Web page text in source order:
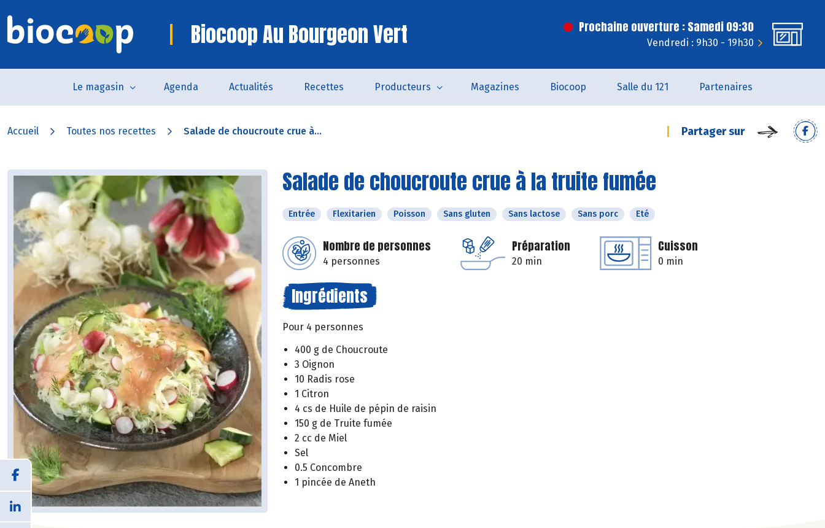
Biocoop Au Bourgeon Vert Prochaine ouverture : Samedi 09:30
Vendredi : 9h30 - 19h30
Le magasin Agenda Actualités Recettes Producteurs Magazines Biocoop Salle du 121 Partenaires
Accueil Toutes nos recettes Salade de choucroute crue à... Partager sur
Salade de choucroute crue à la truite fumée
Entrée Flexitarien Poisson Sans gluten Sans lactose Sans porc Eté
Nombre de personnes
4 personnes
Préparation
20 min
Cuisson
0 min
Ingrédients
Pour 4 personnes
400 g de Choucroute
3 Oignon
10 Radis rose
1 Citron
4 cs de Huile de pépin de raisin
150 g de Truite fumée
2 cc de Miel
Sel
0.5 Concombre
1 pincée de Aneth